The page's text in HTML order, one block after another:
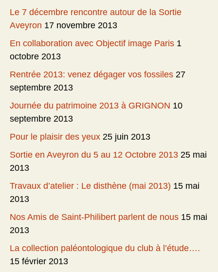
Le 7 décembre rencontre autour de la Sortie
Aveyron 17 novembre 2013
En collaboration avec Objectif image Paris 1
octobre 2013
Rentrée 2013: venez dégager vos fossiles 27
septembre 2013
Journée du patrimoine 2013 à GRIGNON 10
septembre 2013
Pour le plaisir des yeux 25 juin 2013
Sortie en Aveyron du 5 au 12 Octobre 2013 25 mai
2013
Travaux d’atelier : Le disthène (mai 2013) 15 mai
2013
Nos Amis de Saint-Philibert parlent de nous 15 mai
2013
La collection paléontologique du club à l’étude….
15 février 2013